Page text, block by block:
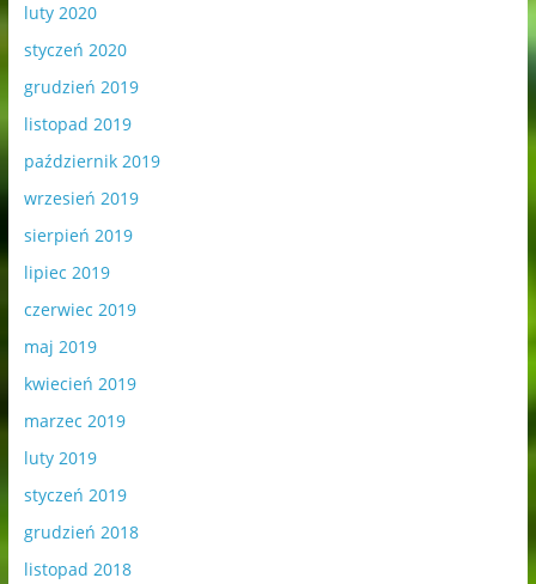
luty 2020
styczeń 2020
grudzień 2019
listopad 2019
październik 2019
wrzesień 2019
sierpień 2019
lipiec 2019
czerwiec 2019
maj 2019
kwiecień 2019
marzec 2019
luty 2019
styczeń 2019
grudzień 2018
listopad 2018